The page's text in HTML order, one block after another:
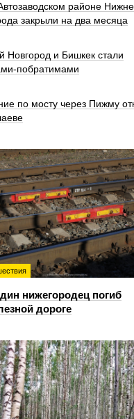
районе
закрыли на два месяца
Новгород и Бишкек стали
побратимами
по мосту через Пижму
нижегородец погиб
дороге